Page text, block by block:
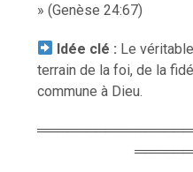
» (Genèse 24:67)
Idée clé : Le
terrain de la foi, de la
commune à Dieu.